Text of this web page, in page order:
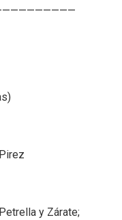
y Zárate;